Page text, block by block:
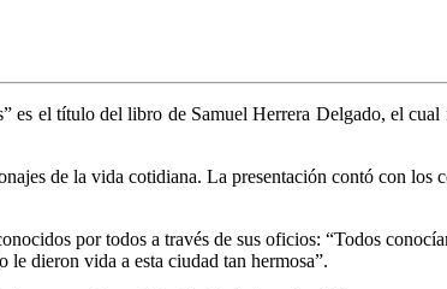
es el título del libro de Samuel Herrera Delgado, el
de la vida cotidiana. La presentación contó con
por todos a través de sus oficios: “Todos
dieron vida a esta ciudad tan hermosa”.